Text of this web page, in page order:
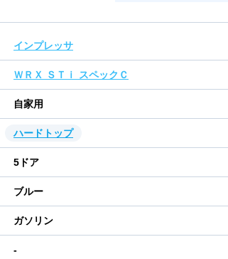
インプレッサ
ＷＲＸ ＳＴｉ スペックＣ
自家用
ハードトップ
5 ドア
ブルー
ガソリン
-